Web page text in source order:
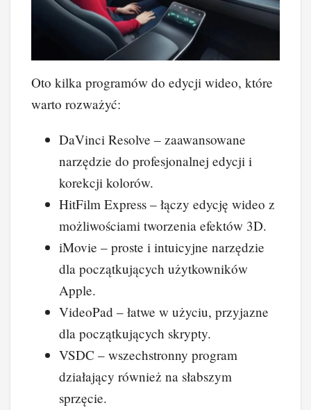
Oto kilka programów do edycji wideo, które
warto rozważyć:
DaVinci Resolve – zaawansowane
narzędzie do profesjonalnej edycji i
korekcji kolorów.
HitFilm Express – łączy edycję wideo z
możliwościami tworzenia efektów 3D.
iMovie – proste i intuicyjne narzędzie
dla początkujących użytkowników
Apple.
VideoPad – łatwe w użyciu, przyjazne
dla początkujących skrypty.
VSDC – wszechstronny program
działający również na słabszym
sprzęcie.